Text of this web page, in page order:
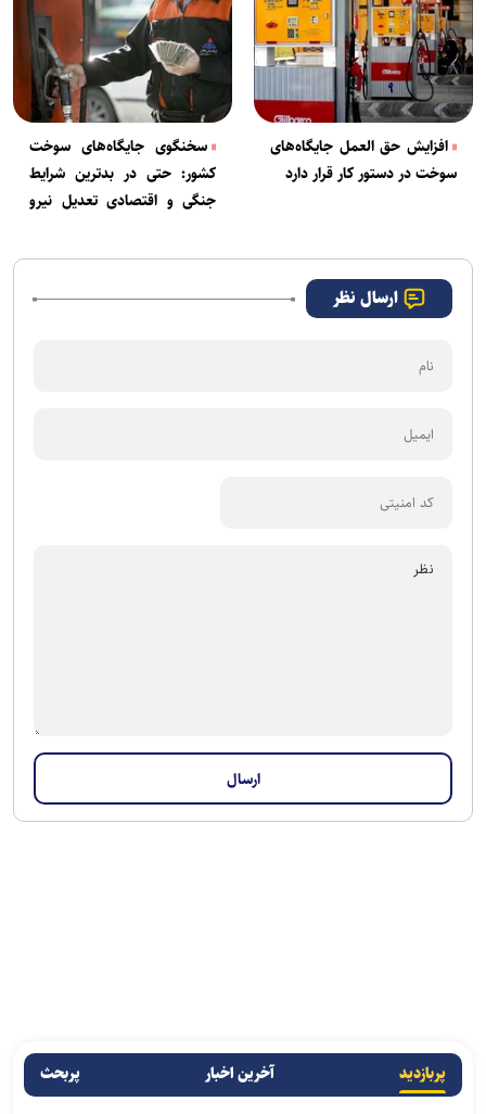
افزایش حق العمل جایگاه‌های
سوخت در دستور کار قرار دارد
سخنگوی جایگاه‌های سوخت
کشور: حتی در بدترین شرایط
جنگی و اقتصادی تعدیل نیرو
ارسال نظر
پربازدید آخرین اخبار پربحث